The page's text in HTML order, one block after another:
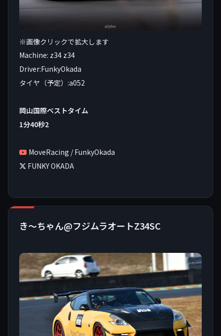
※画像クリックで拡大します
Machine: z34 z34
Driver:FunkyOkada
タイヤ（予定）:a052
岡山国際ベストタイム
1分40秒2
MoveRacing / FunkyOkada
FUNKY OKADA
き〜ちゃん@フジムラオートZ34SC